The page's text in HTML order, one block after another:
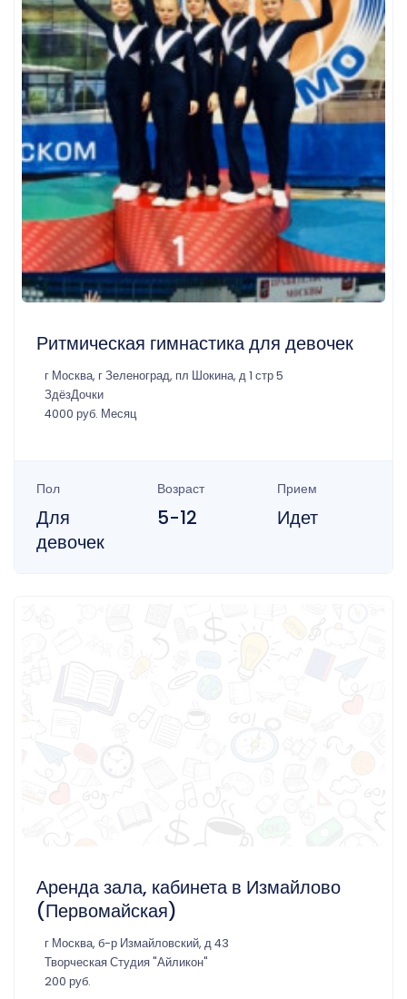
Ритмическая гимнастика для девочек
г Москва, г Зеленоград, пл Шокина, д 1 стр 5
ЗдёзДочки
4000 руб. Месяц
Пол
Для
девочек
Возраст
5-12
Прием
Идет
Аренда зала, кабинета в Измайлово
(Первомайская)
г Москва, б-р Измайловский, д 43
Творческая Студия "Айликон"
200 руб.